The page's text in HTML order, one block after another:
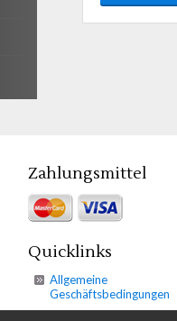
Zahlungsmittel
Quicklinks
Allgemeine
Geschäftsbedingungen